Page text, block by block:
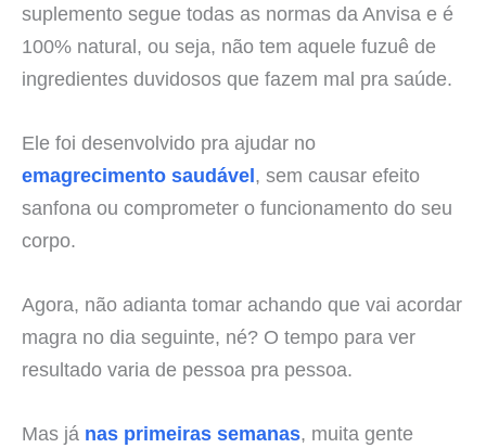
suplemento segue todas as normas da Anvisa e é
100% natural, ou seja, não tem aquele fuzuê de
ingredientes duvidosos que fazem mal pra saúde.
Ele foi desenvolvido pra ajudar no
emagrecimento saudável, sem causar efeito
sanfona ou comprometer o funcionamento do seu
corpo.
Agora, não adianta tomar achando que vai acordar
magra no dia seguinte, né? O tempo para ver
resultado varia de pessoa pra pessoa.
Mas já nas primeiras semanas, muita gente